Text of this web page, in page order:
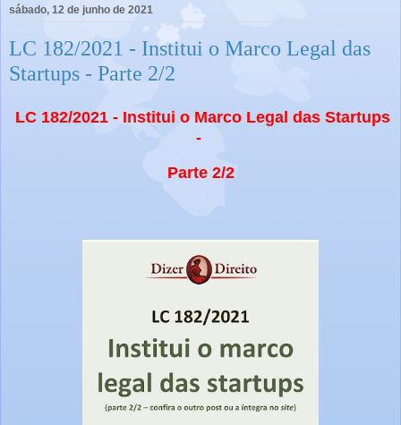
sábado, 12 de junho de 2021
LC 182/2021 - Institui o Marco Legal das
Startups - Parte 2/2
LC 182/2021 - Institui o Marco Legal das Startups
-
Parte 2/2